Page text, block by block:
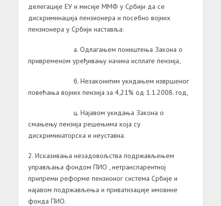
делегације ЕУ и мисије ММФ у Србији да се
дискриминација пензионера и посебно војних
пензионера у Србији наставља:
а. Одлагањем поништења Закона о
привременом уређивању начина исплате пензија,
б. Незаконитим укидањем извршеног
повећања војних пензија за 4,21% од 1.1.2008. год,
ц. Најавом укидања Закона о
смањењу пензија решењима која су
дискриминаторска и неуставна.
2. Исказивања незадовољства подржављењем
управљања фондом ПИО , нетранспарентној
припреми реформе пензионог система Србије и
најавом подржављења и приватизације имовине
фонда ПИО.